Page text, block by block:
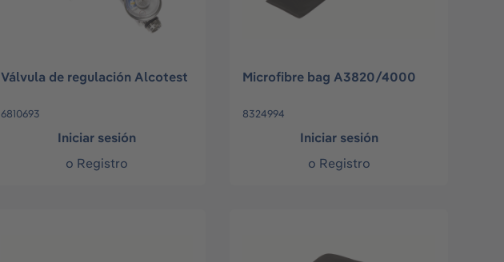
Válvula de regulación Alcotest
6810693
Iniciar sesión
o Registro
Microfibre bag A3820/4000
8324994
Iniciar sesión
o Registro